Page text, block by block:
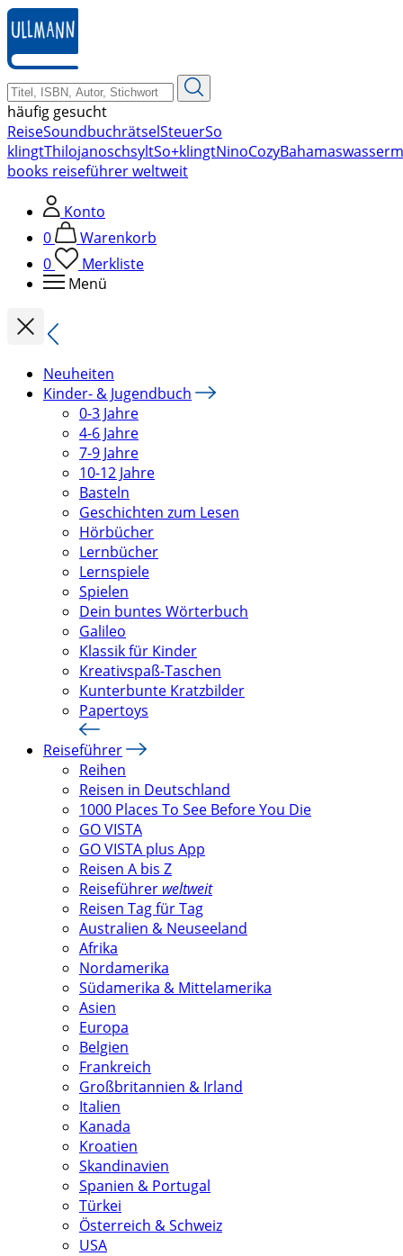
zum
Hauptinhalt
springen
häufig gesucht
ReiseSoundbuchrätselSteuerSo
klingtThilojanoschsyltSo+klingtNinoCozyBahamas
books reiseführer weltweit
Konto
0
Warenkorb
0
Merkliste
Menü
Neuheiten
Kinder- & Jugendbuch
0-3 Jahre
4-6 Jahre
7-9 Jahre
10-12 Jahre
Basteln
Geschichten zum Lesen
Hörbücher
Lernbücher
Lernspiele
Spielen
Dein buntes Wörterbuch
Galileo
Klassik für Kinder
Kreativspaß-Taschen
Kunterbunte Kratzbilder
Papertoys
Reiseführer
Reihen
Reisen in Deutschland
1000 Places To See Before You Die
GO VISTA
GO VISTA plus App
Reisen A bis Z
Reiseführer weltweit
Reisen Tag für Tag
Australien & Neuseeland
Afrika
Nordamerika
Südamerika & Mittelamerika
Asien
Europa
Belgien
Frankreich
Großbritannien & Irland
Italien
Kanada
Kroatien
Skandinavien
Spanien & Portugal
Türkei
Österreich & Schweiz
USA